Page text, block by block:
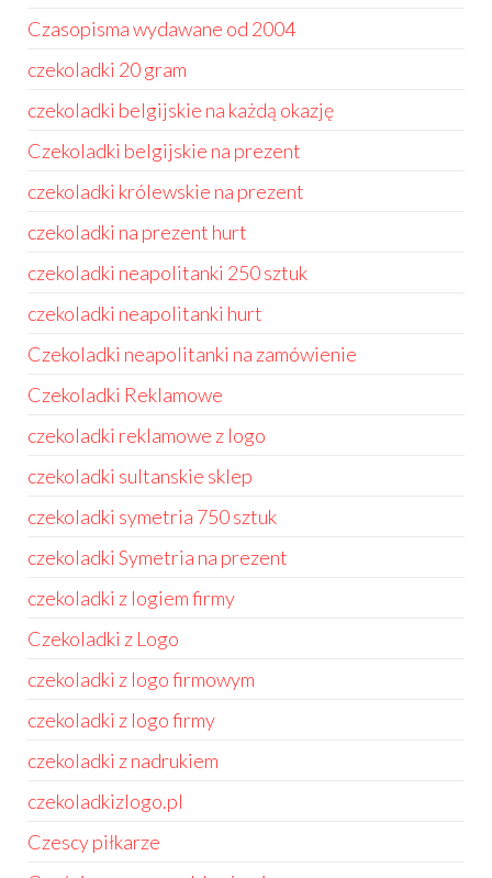
Czasopisma wydawane od 2004
czekoladki 20 gram
czekoladki belgijskie na każdą okazję
Czekoladki belgijskie na prezent
czekoladki królewskie na prezent
czekoladki na prezent hurt
czekoladki neapolitanki 250 sztuk
czekoladki neapolitanki hurt
Czekoladki neapolitanki na zamówienie
Czekoladki Reklamowe
czekoladki reklamowe z logo
czekoladki sultanskie sklep
czekoladki symetria 750 sztuk
czekoladki Symetria na prezent
czekoladki z logiem firmy
Czekoladki z Logo
czekoladki z logo firmowym
czekoladki z logo firmy
czekoladki z nadrukiem
czekoladkizlogo.pl
Czescy piłkarze